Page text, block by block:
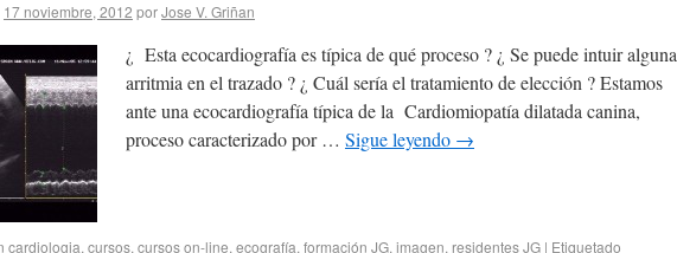
17 noviembre, 2012 porJose V. Griñan
¿ Esta ecocardiografía es típica de qué proceso ? ¿ Se puede intuir alguna
arritmia en el trazado ? ¿ Cuál sería el tratamiento de elección ? Estamos
ante una ecocardiografía típica de la Cardiomiopatía dilatada canina,
proceso caracterizado por … Sigue leyendo →
cardiologia, cursos, cursos on-line, ecografía, formación JG, imagen, residentes JG | Etiquetado